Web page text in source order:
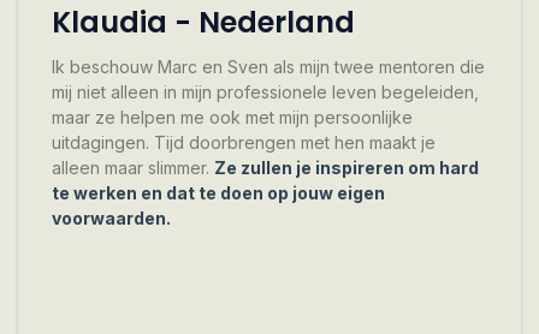
Klaudia - Nederland
Ik beschouw Marc en Sven als mijn twee mentoren die
mij niet alleen in mijn professionele leven begeleiden,
maar ze helpen me ook met mijn persoonlijke
uitdagingen. Tijd doorbrengen met hen maakt je
alleen maar slimmer. Ze zullen je inspireren om hard
te werken en dat te doen op jouw eigen
voorwaarden.